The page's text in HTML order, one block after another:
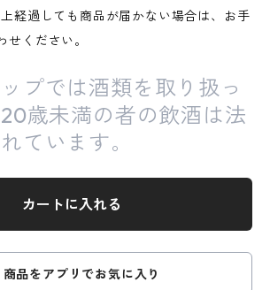
上経過しても商品が届かない場合は、お手
せください。
プでは酒類を取り扱っ
歳未満の者の飲酒は法
ています。
カートに入れる
商品をアプリでお気に入り